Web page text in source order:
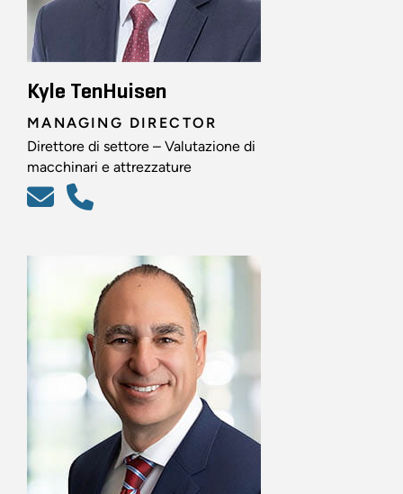
Kyle TenHuisen
MANAGING DIRECTOR
Direttore di settore – Valutazione di
macchinari e attrezzature